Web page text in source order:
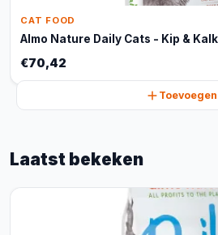
CAT FOOD
Almo Nature Daily Cats - Kip &
€70,42
Toevoegen
Laatst bekeken